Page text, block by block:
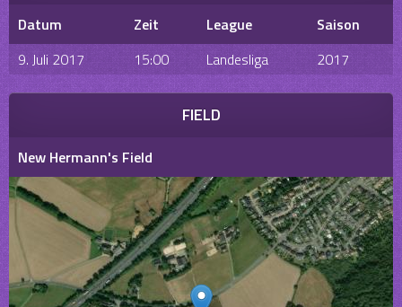
Datum Zeit League
Saison
9. Juli 2017
15:00 Landesliga 2017
FIELD
New Hermann's Field